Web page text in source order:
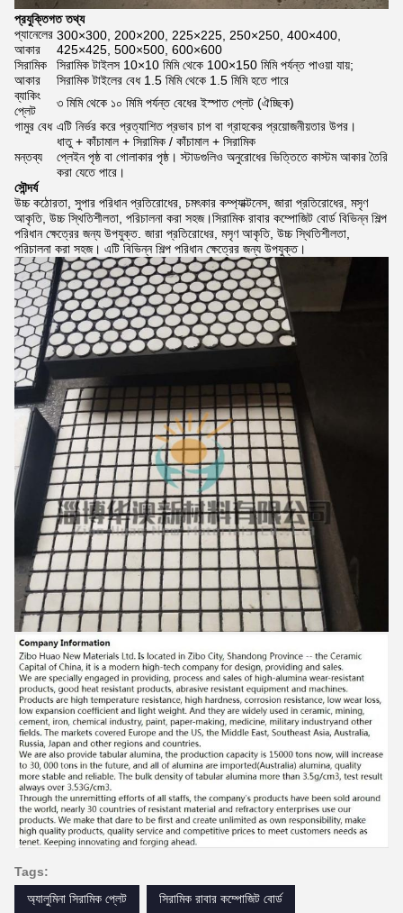
প্রযুক্তিগত তথ্য
প্যানেলের
আকার
300×300, 200×200, 225×225, 250×250, 400×400,
425×425, 500×500, 600×600
সিরামিক
আকার
সিরামিক টাইলস 10×10 মিমি থেকে 100×150 মিমি পর্যন্ত পাওয়া যায়;
সিরামিক টাইলের বেধ 1.5 মিমি থেকে 1.5 মিমি হতে পারে
ব্যাকিং
প্লেট
৩ মিমি থেকে ১০ মিমি পর্যন্ত বেধের ইস্পাত প্লেট (ঐচ্ছিক)
গামুর বেধ এটি নির্ভর করে প্রত্যাশিত প্রভাব চাপ বা গ্রাহকের প্রয়োজনীয়তার উপর।
মন্তব্য
ধাতু + কাঁচামাল + সিরামিক / কাঁচামাল + সিরামিক
প্লেইন পৃষ্ঠ বা গোলাকার পৃষ্ঠ। স্টাডগুলিও অনুরোধের ভিত্তিতে কাস্টম আকার তৈরি
করা যেতে পারে।
সৌন্দর্য
উচ্চ কঠোরতা, সুপার পরিধান প্রতিরোধের, চমৎকার কম্প্যাক্টনেস, জারা প্রতিরোধের, মসৃণ
আকৃতি, উচ্চ স্থিতিশীলতা, পরিচালনা করা সহজ।সিরামিক রাবার কম্পোজিট বোর্ড বিভিন্ন শিল্প
পরিধান ক্ষেত্রের জন্য উপযুক্ত. জারা প্রতিরোধের, মসৃণ আকৃতি, উচ্চ স্থিতিশীলতা,
পরিচালনা করা সহজ। এটি বিভিন্ন শিল্প পরিধান ক্ষেত্রের জন্য উপযুক্ত।
Tags:
অ্যালুমিনা সিরামিক প্লেট
সিরামিক রাবার কম্পোজিট বোর্ড